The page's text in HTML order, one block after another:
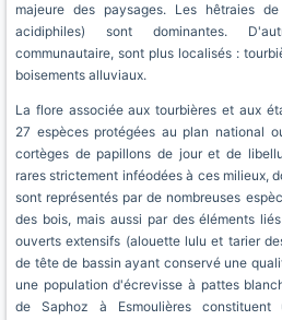
majeure des paysages. Les hêtraies
acidiphiles) sont dominantes.
communautaire, sont plus localisés :
boisements alluviaux.
La flore associée aux tourbières et aux
27 espèces protégées au plan national
cortèges de papillons de jour et de
rares strictement inféodées à ces milieux,
sont représentés par de nombreuses
des bois, mais aussi par des éléments
ouverts extensifs (alouette lulu et tarier
de tête de bassin ayant conservé une
une population d'écrevisse à pattes
de Saphoz à Esmoulières